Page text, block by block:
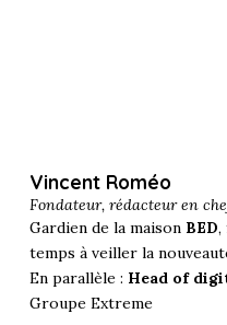
Vincent Roméo
Fondateur, rédacteur en
Gardien de la maison BED,
temps à veiller la
En parallèle : Head of
Groupe Extreme